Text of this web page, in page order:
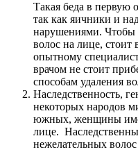
Такая беда в первую
так как яичники и
нарушениями.
волос на лице, стоит
опытному
врачом не стоит
способам удаления
Наследственность,
некоторых народов
южных, женщины
лице.
нежелательных